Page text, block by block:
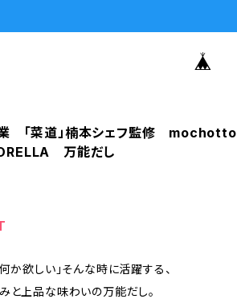
「菜道」楠本シェフ監修 mochotto
万能だし
何か欲しい」そんな時に活躍する、
と上品な味わいの万能だし。